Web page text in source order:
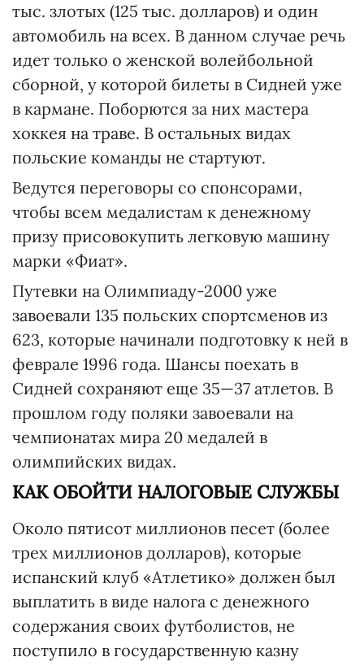
тыс. злотых (125 тыс. долларов) и один
автомобиль на всех. В данном случае речь
идет только о женской волейбольной
сборной, у которой билеты в Сидней уже
в кармане. Поборются за них мастера
хоккея на траве. В остальных видах
польские команды не стартуют.
Ведутся переговоры со спонсорами,
чтобы всем медалистам к денежному
призу присовокупить легковую машину
марки «Фиат».
Путевки на Олимпиаду-2000 уже
завоевали 135 польских спортсменов из
623, которые начинали подготовку к ней в
феврале 1996 года. Шансы поехать в
Сидней сохраняют еще 35—37 атлетов. В
прошлом году поляки завоевали на
чемпионатах мира 20 медалей в
олимпийских видах.
КАК ОБОЙТИ НАЛОГОВЫЕ СЛУЖБЫ
Около пятисот миллионов песет (более
трех миллионов долларов), которые
испанский клуб «Атлетико» должен был
выплатить в виде налога с денежного
содержания своих футболистов, не
поступило в государственную казну